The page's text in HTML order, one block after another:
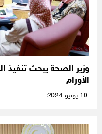
وزير الصحة يبحث تنفيذ
الأورام